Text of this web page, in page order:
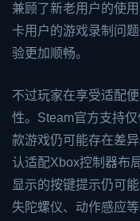
兼顾了新老用户的使
卡用户的游戏录制问
验更加顺畅。
不过玩家在享受适配
性。Steam官方支持
款游戏仍可能存在差
认适配Xbox控制器布
显示的按键提示仍可
失陀螺仪、动作感应